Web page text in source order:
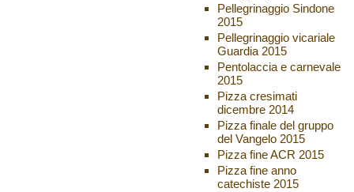
Pellegrinaggio Sindone
2015
Pellegrinaggio vicariale
Guardia 2015
Pentolaccia e carnevale
2015
Pizza cresimati
dicembre 2014
Pizza finale del gruppo
del Vangelo 2015
Pizza fine ACR 2015
Pizza fine anno
catechiste 2015